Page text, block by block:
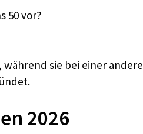
50 vor?
sie bei einer
2026